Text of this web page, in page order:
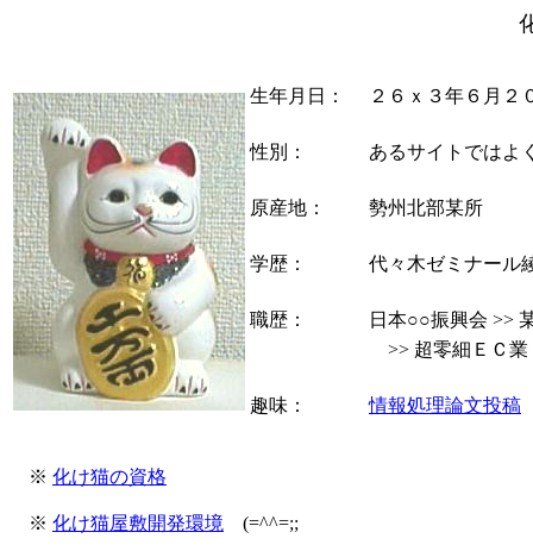
生年月日： ２６ｘ３年６月２
性別： あるサイトではよ
原産地： 勢州北部某所
学歴： 代々木ゼミナール
職歴：
日本○○振興会 >>
>> 超零細ＥＣ業
趣味： 情報処理論文投稿
※ 化け猫の資格
※ 化け猫屋敷開発環境 (=^^=;;